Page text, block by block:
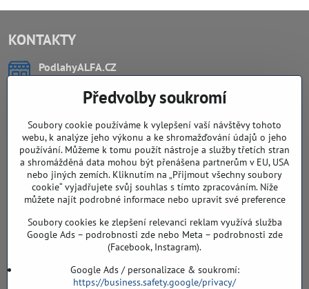
KONTAKTY
PodlahyALFA​.CZ
Záříčí, ev.č. 54
768 11 Chropyně
DIČ: CZ8103114129
Sklad, vzorkovna PO TELEFONICKÉ DOMLUVĚ
Záříčí ev. č. 54
768 11 Chropyně
608 855 055
podlahyALFA​@seznam​.cz
Předvolby soukromí
Soubory cookie používáme k vylepšení vaší návštěvy tohoto
webu, k analýze jeho výkonu a ke shromažďování údajů o jeho
používání. Můžeme k tomu použít nástroje a služby třetích stran
a shromážděná data mohou být přenášena partnerům v EU, USA
nebo jiných zemích. Kliknutím na „Přijmout všechny soubory
cookie“ vyjadřujete svůj souhlas s tímto zpracováním. Níže
můžete najít podrobné informace nebo upravit své preference
Soubory cookies ke zlepšení relevanci reklam využívá služba
Google Ads – podrobnosti zde nebo Meta – podrobnosti zde
(Facebook, Instagram).
Google Ads / personalizace & soukromí:
https://business.safety.google/privacy/